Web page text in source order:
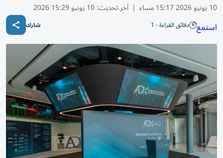
10 يونيو 2026 15:17 مساء | آخر تحديث:10 يونيو 15:29 2026
استمع دقائق القراءة - 1 شارك